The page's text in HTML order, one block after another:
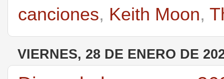
canciones, Keith Moon,
VIERNES, 28 DE ENERO DE